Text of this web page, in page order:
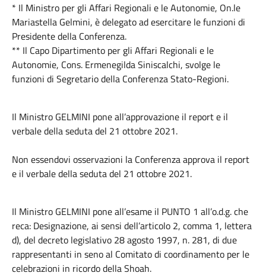
* Il Ministro per gli Affari Regionali e le Autonomie, On.le
Mariastella Gelmini, è delegato ad esercitare le funzioni di
Presidente della Conferenza.
** Il Capo Dipartimento per gli Affari Regionali e le
Autonomie, Cons. Ermenegilda Siniscalchi, svolge le
funzioni di Segretario della Conferenza Stato-Regioni.
Il Ministro GELMINI pone all’approvazione il report e il
verbale della seduta del 21 ottobre 2021.
Non essendovi osservazioni la Conferenza approva il report
e il verbale della seduta del 21 ottobre 2021.
Il Ministro GELMINI pone all’esame il PUNTO 1 all’o.d.g. che
reca: Designazione, ai sensi dell’articolo 2, comma 1, lettera
d), del decreto legislativo 28 agosto 1997, n. 281, di due
rappresentanti in seno al Comitato di coordinamento per le
celebrazioni in ricordo della Shoah.